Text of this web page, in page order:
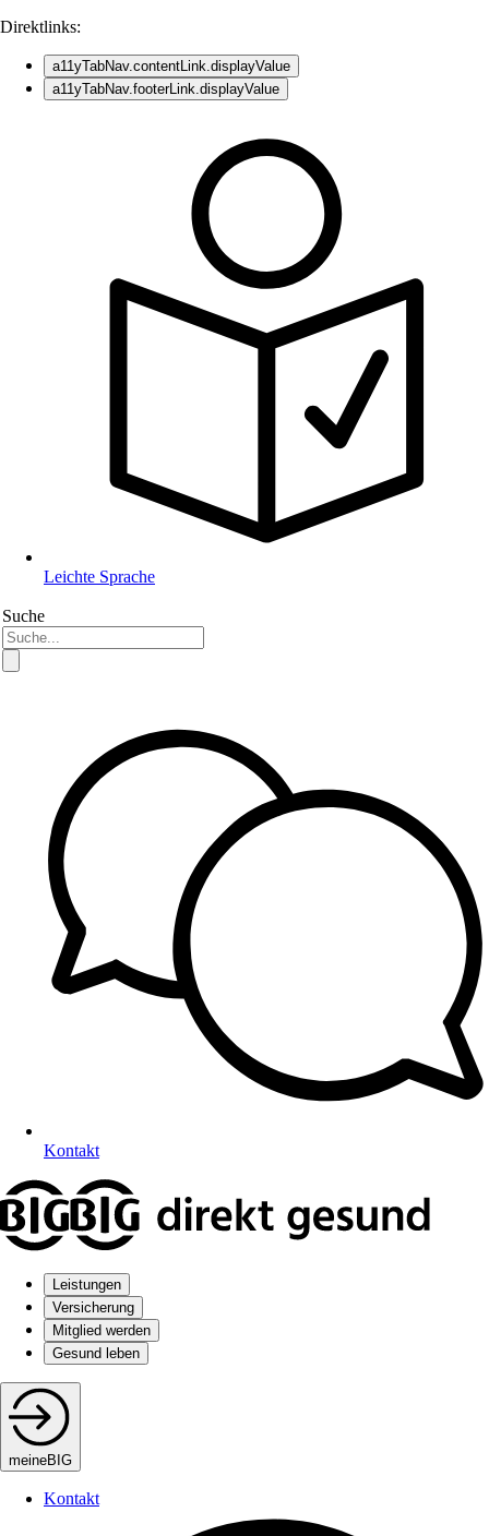
Direktlinks:
a11yTabNav.contentLink.displayValue
a11yTabNav.footerLink.displayValue
Leichte Sprache
Suche
Kontakt
Leistungen
Versicherung
Mitglied werden
Gesund leben
meineBIG
Kontakt